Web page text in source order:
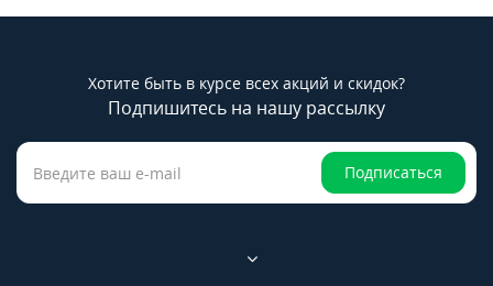
Хотите быть в курсе всех акций и скидок?
Подпишитесь на нашу рассылку
Подписаться